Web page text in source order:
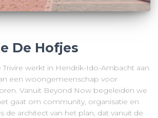
De Hofjes
werkt in Hendrik-Ido-Ambacht aan
een woongemeenschap voor
Vanuit Beyond Now begeleiden we
gaat om community, organisatie en
de architect van het plan, dat vanuit de